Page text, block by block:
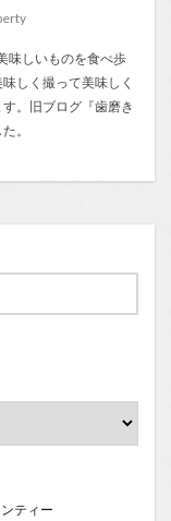
味しいものを食べ歩
しく撮って美味しく
。旧ブログ『歯磨き
。
ティー